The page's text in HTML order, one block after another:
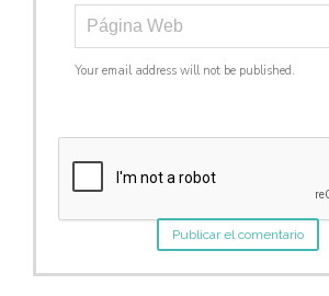
Your email address will not be published.